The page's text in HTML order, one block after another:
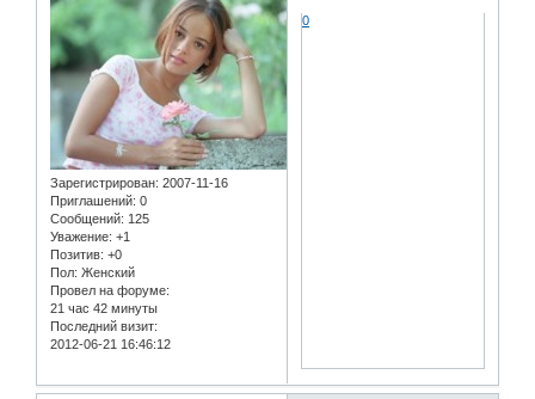
Зарегистрирован: 2007-11-16
Приглашений: 0
Сообщений: 125
Уважение: +1
Позитив: +0
Пол: Женский
Провел на форуме:
21 час 42 минуты
Последний визит:
2012-06-21 16:46:12
0